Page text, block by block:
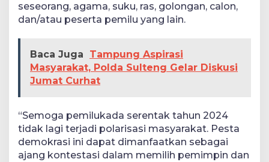
seseorang, agama, suku, ras, golongan, calon,
dan/atau peserta pemilu yang lain.
Baca Juga
Tampung Aspirasi
Masyarakat, Polda Sulteng Gelar Diskusi
Jumat Curhat
“Semoga pemilukada serentak tahun 2024
tidak lagi terjadi polarisasi masyarakat. Pesta
demokrasi ini dapat dimanfaatkan sebagai
ajang kontestasi dalam memilih pemimpin dan